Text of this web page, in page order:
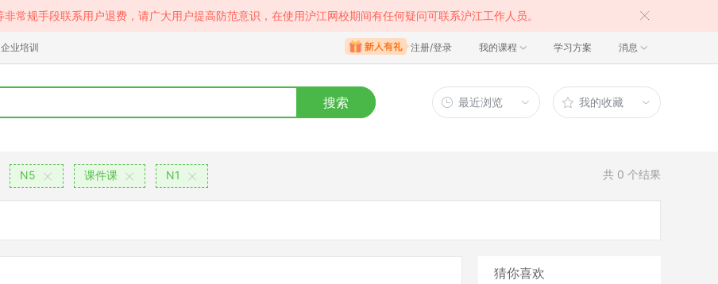
常规手段联系用户退费，请广大用户提高防范意识，在使用沪江网校期间有任何疑问可联系沪江工作人员。
企业培训 注册/登录 我的课程 学习方案 消息
搜索 最近浏览 我的收藏
N5 课件课 N1 共 0 个结果
猜你喜欢